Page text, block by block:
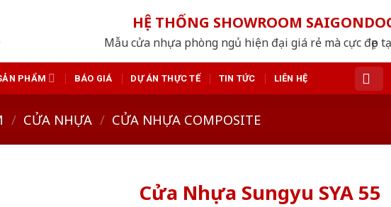
HỆ THỐNG SHOWROOM
Mẫu cửa nhựa phòng ngủ hiện đại giá rẻ mà cực đẹp
PHẨM BÁO GIÁ DỰ ÁN THỰC TẾ TIN TỨC LIÊN HỆ
/ CỬA NHỰA / CỬA NHỰA COMPOSITE
Cửa Nhựa Sungyu SYA 55